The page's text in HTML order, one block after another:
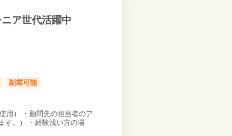
ア世代活躍中
副業可能
用） ・顧問先の担当者のア
す。） ・経験浅い方の場